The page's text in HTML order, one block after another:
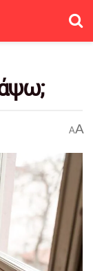
AA